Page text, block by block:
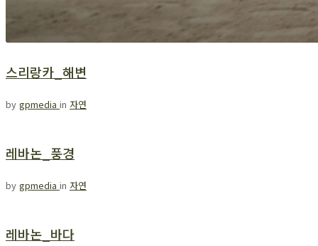
스리랑카_해변
by gpmedia in 자연
레바논_풍경
by gpmedia in 자연
레바논_바다